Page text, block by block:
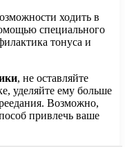
ходить в
специального
тонуса и
, не оставляйте
уделяйте ему больше
Возможно,
привлечь ваше